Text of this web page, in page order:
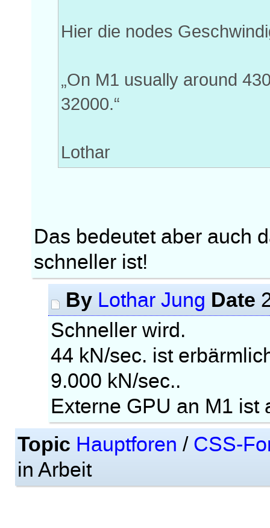
Hier die nodes
„On M1 usually around
32000.“
Lothar
Das bedeutet aber auch
schneller ist!
By Lothar Jung Date
Schneller wird.
44 kN/sec. ist
9.000 kN/sec..
Externe GPU an M1 ist
Topic Hauptforen / CSS-
in Arbeit